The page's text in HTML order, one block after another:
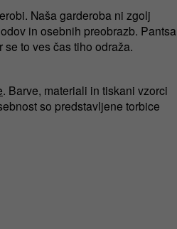
Naša garderoba ni zgolj
in osebnih preobrazb. Pantsa
to ves čas tiho odraža.
. Barve, materiali in tiskani vzorci
so predstavljene torbice